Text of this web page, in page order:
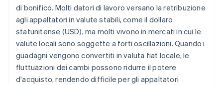
di bonifico. Molti datori di lavoro versano la retribuzione
agli appaltatori in valute stabili, come il dollaro
statunitense (USD), ma molti vivono in mercati in cui le
valute locali sono soggette a forti oscillazioni. Quando i
guadagni vengono convertiti in valuta fiat locale, le
fluttuazioni dei cambi possono ridurre il potere
d'acquisto, rendendo difficile per gli appaltatori